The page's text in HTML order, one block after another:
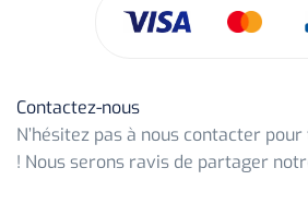
Contactez-nous
N’hésitez pas à nous contacter
! Nous serons ravis de partager